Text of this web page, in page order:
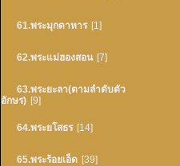
61.พระมุกดาหาร [1]
62.พระแม่ฮองสอน [7]
63.พระยะลา(ตามลำดับตัว
อักษร) [9]
64.พระยโสธร [14]
65.พระร้อยเอ็ด [39]